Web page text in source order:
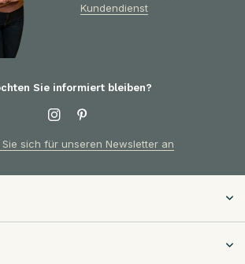
Kundendienst
Sie informiert bleiben?
Sie sich für unseren Newsletter an